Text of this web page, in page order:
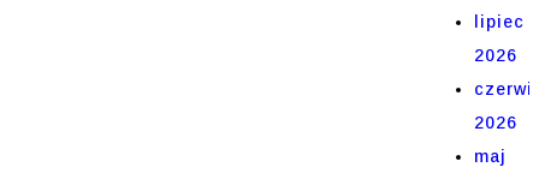
lipiec
2026
2026
maj